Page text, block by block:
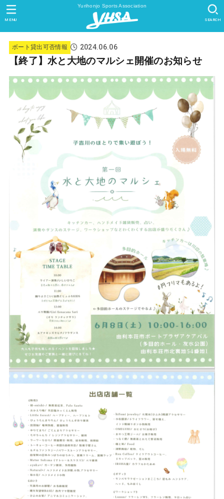
Yurihonjo Sports Association
SEARCH
MENU
ボート貸出可否情報 2024.06.06
【終了】水と大地のマルシェ開催のお知らせ